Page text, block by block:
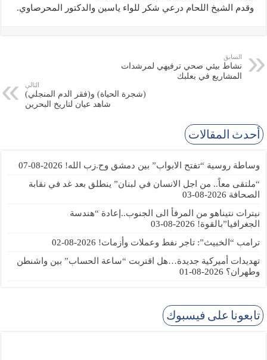
وقدم الشيخ اللحام درعي شكر للواء ياسين والدكتور المحرصاوي.
السابق
نشاط بيئي صحي ترفيهي لمرشدات
المشاريع في بعلبك
التالي
(شجرة الحياة) و(فقر الدم المنجلي)
شاهد عيان لتاريخ البحرين
أحدث المقالات
وساطة روسية “تفتح الابواب” بين دمشق وح.زب الله! 2026-08-07
“ملتقى معاً.. من اجل الانسان في لبنان” ينطلق بعد غد في نقابة
الصحافة 2026-08-03
نيترات نتيناهو من المرفأ الى الجنوب..إعادة “هندسة
الجغرافيا”بالقوة! 2026-08-03
ترامب “الخبيث”: تاجر نفط وعملات وأزمات! 2026-08-02
تهديدات أميركية جديدة…هل اقتربت “ساعة الحساب” بين واشنطن
وطهران؟ 2026-08-01
تابعونا على فيسبوك